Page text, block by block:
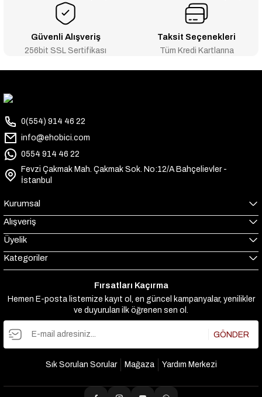
Güvenli Alışveriş
256bit SSL Sertifikası
Taksit Seçenekleri
Tüm Kredi Kartlarına
0(554) 914 46 22
info@ehobici.com
0554 914 46 22
Fevzi Çakmak Mah. Çakmak Sok. No:12/A Bahçelievler -
İstanbul
Kurumsal
Alışveriş
Üyelik
Kategoriler
Fırsatları Kaçırma
Hemen E-posta listemize kayıt ol, en güncel kampanyalar, yenilikler
ve duyuruları ilk öğrenen sen ol.
GÖNDER
Sık Sorulan Sorular Mağaza Yardım Merkezi